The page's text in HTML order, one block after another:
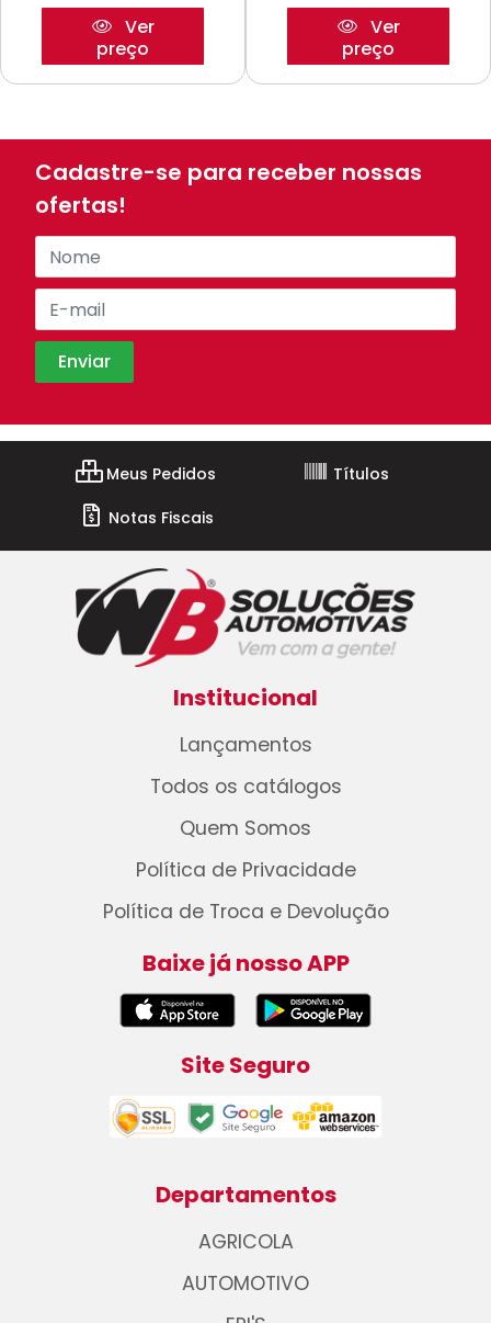
Ver
preço
Ver
preço
Cadastre-se para receber nossas
ofertas!
Meus Pedidos
Títulos
Notas Fiscais
Institucional
Lançamentos
Todos os catálogos
Quem Somos
Política de Privacidade
Política de Troca e Devolução
Baixe já nosso APP
Site Seguro
Departamentos
AGRICOLA
AUTOMOTIVO